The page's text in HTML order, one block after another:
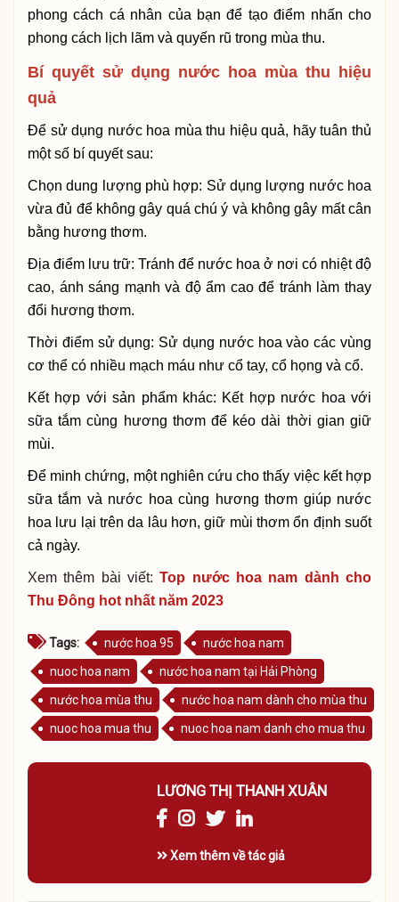
phong cách cá nhân của bạn để tạo điểm nhấn cho
phong cách lịch lãm và quyến rũ trong mùa thu.
Bí quyết sử dụng nước hoa mùa thu hiệu
quả
Để sử dụng nước hoa mùa thu hiệu quả, hãy tuân thủ
một số bí quyết sau:
Chọn dung lượng phù hợp: Sử dụng lượng nước hoa
vừa đủ để không gây quá chú ý và không gây mất cân
bằng hương thơm.
Địa điểm lưu trữ: Tránh để nước hoa ở nơi có nhiệt độ
cao, ánh sáng mạnh và độ ẩm cao để tránh làm thay
đổi hương thơm.
Thời điểm sử dụng: Sử dụng nước hoa vào các vùng
cơ thể có nhiều mạch máu như cổ tay, cổ họng và cổ.
Kết hợp với sản phẩm khác: Kết hợp nước hoa với
sữa tắm cùng hương thơm để kéo dài thời gian giữ
mùi.
Để minh chứng, một nghiên cứu cho thấy việc kết hợp
sữa tắm và nước hoa cùng hương thơm giúp nước
hoa lưu lại trên da lâu hơn, giữ mùi thơm ổn định suốt
cả ngày.
Xem thêm bài viết:Top nước hoa nam dành cho
Thu Đông hot nhất năm 2023
Tags: nước hoa 95
nước hoa nam
nuoc hoa nam
nước hoa nam tại Hải Phòng
nước hoa mùa thu
nước hoa nam dành cho mùa thu
nuoc hoa mua thu
nuoc hoa nam danh cho mua thu
LƯƠNG THỊ THANH XUÂN
Xem thêm về tác giả